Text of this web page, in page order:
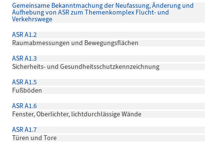
Gemeinsame Bekanntmachung der Neufassung, Änderung und
Aufhebung von ASR zum Themenkomplex Flucht- und
Verkehrswege
ASR A1.2
Raumabmessungen und Bewegungsflächen
ASR A1.3
Sicherheits- und Gesundheitsschutzkennzeichnung
ASR A1.5
Fußböden
ASR A1.6
Fenster, Oberlichter, lichtdurchlässige Wände
ASR A1.7
Türen und Tore